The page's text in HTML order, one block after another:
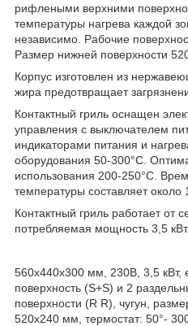
рифлеными верхними
температуры нагрева каждой
независимо. Рабочие
Размер нижней поверхности
Корпус изготовлен из
жира предотвращает
Контактный гриль оснащен
управления с выключателем
индикаторами питания и
оборудования 50-300°C.
использования 200-250°C.
температуры составляет около
Контактный гриль работает от
потребляемая мощность 3,5
560х440х300 мм, 230В, 3,5 кВт,
поверхность (S+S) и 2
поверхности (R R), чугун,
520х240 мм, термостат: 50°-